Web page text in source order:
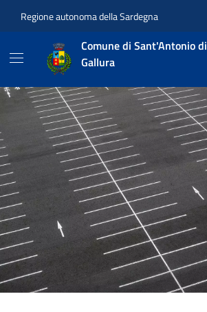
Regione autonoma della Sardegna
Comune di Sant'Antonio di
Gallura